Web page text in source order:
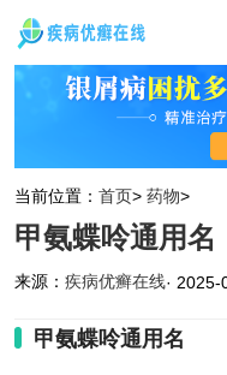
当前位置： 首页> 药物>
甲氨蝶呤通用名
来源： 疾病优癣在线· 2025-
甲氨蝶呤通用名